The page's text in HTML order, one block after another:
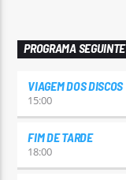
PROGRAMA SEGUINTE
VIAGEM DOS DISCOS
15:00
FIM DE TARDE
18:00